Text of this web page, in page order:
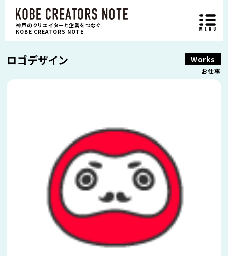
神戸のクリエイターと企業をつなぐ
KOBE CREATORS NOTE
Works
お仕事
ロゴデザイン